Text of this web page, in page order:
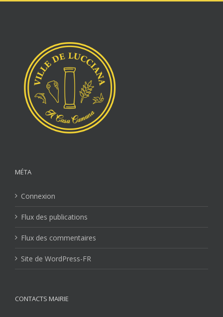
MÉTA
Connexion
Flux des publications
Flux des commentaires
Site de WordPress-FR
CONTACTS MAIRIE